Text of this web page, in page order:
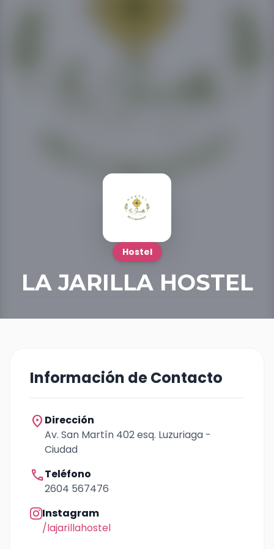
Hostel
LA JARILLA HOSTEL
Información de Contacto
location_on Dirección
Av. San Martín 402 esq. Luzuriaga -
Ciudad
callTeléfono
2604 567476
Instagram
/lajarillahostel